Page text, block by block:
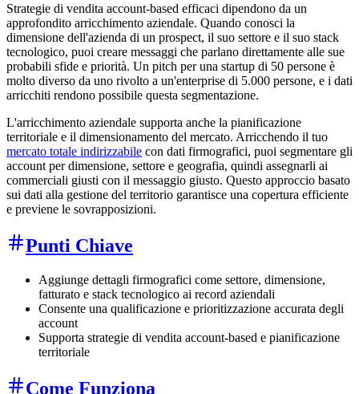
Strategie di vendita account-based efficaci dipendono da un
approfondito arricchimento aziendale. Quando conosci la
dimensione dell'azienda di un prospect, il suo settore e il suo stack
tecnologico, puoi creare messaggi che parlano direttamente alle sue
probabili sfide e priorità. Un pitch per una startup di 50 persone è
molto diverso da uno rivolto a un'enterprise di 5.000 persone, e i dati
arricchiti rendono possibile questa segmentazione.
L'arricchimento aziendale supporta anche la pianificazione
territoriale e il dimensionamento del mercato. Arricchendo il tuo
mercato totale indirizzabile con dati firmografici, puoi segmentare gli
account per dimensione, settore e geografia, quindi assegnarli ai
commerciali giusti con il messaggio giusto. Questo approccio basato
sui dati alla gestione del territorio garantisce una copertura efficiente
e previene le sovrapposizioni.
Punti Chiave
Aggiunge dettagli firmografici come settore, dimensione,
fatturato e stack tecnologico ai record aziendali
Consente una qualificazione e prioritizzazione accurata degli
account
Supporta strategie di vendita account-based e pianificazione
territoriale
Come Funziona